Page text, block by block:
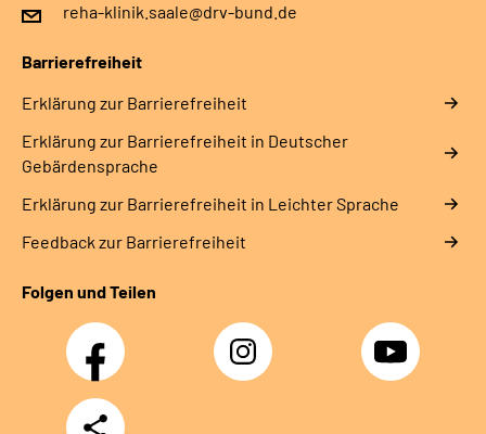
reha-klinik.saale@drv-bund.de
Barrierefreiheit
Erklärung zur Barrierefreiheit
Erklärung zur Barrierefreiheit in Deutscher
Gebärdensprache
Erklärung zur Barrierefreiheit in Leichter Sprache
Feedback zur Barrierefreiheit
Folgen und Teilen
Facebook Instagram YouTube
Teilen